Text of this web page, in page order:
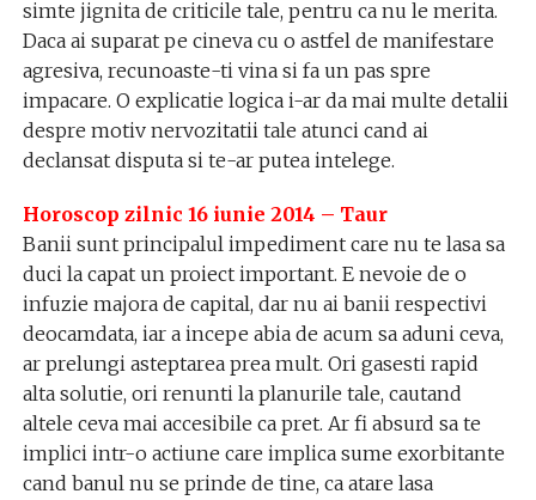
simte jignita de criticile tale, pentru ca nu le merita.
Daca ai suparat pe cineva cu o astfel de manifestare
agresiva, recunoaste-ti vina si fa un pas spre
impacare. O explicatie logica i-ar da mai multe detalii
despre motiv nervozitatii tale atunci cand ai
declansat disputa si te-ar putea intelege.
Horoscop zilnic 16 iunie 2014 – Taur
Banii sunt principalul impediment care nu te lasa sa
duci la capat un proiect important. E nevoie de o
infuzie majora de capital, dar nu ai banii respectivi
deocamdata, iar a incepe abia de acum sa aduni ceva,
ar prelungi asteptarea prea mult. Ori gasesti rapid
alta solutie, ori renunti la planurile tale, cautand
altele ceva mai accesibile ca pret. Ar fi absurd sa te
implici intr-o actiune care implica sume exorbitante
cand banul nu se prinde de tine, ca atare lasa